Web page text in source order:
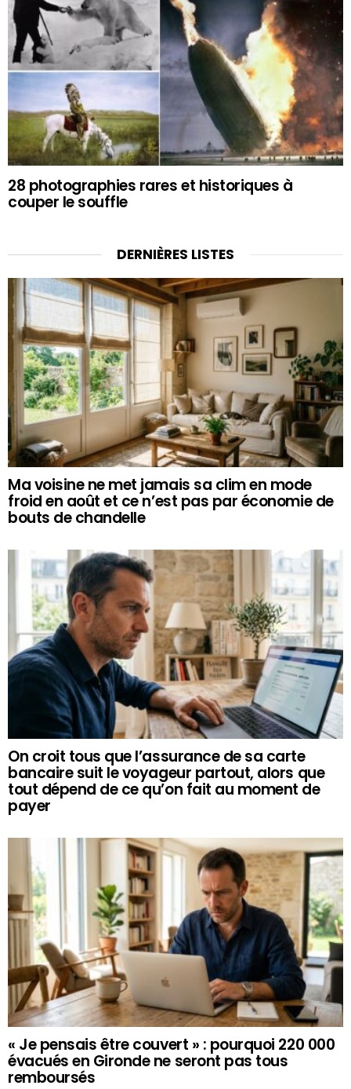
28 photographies rares et historiques à
couper le souffle
DERNIÈRES LISTES
Ma voisine ne met jamais sa clim en mode
froid en août et ce n’est pas par économie de
bouts de chandelle
On croit tous que l’assurance de sa carte
bancaire suit le voyageur partout, alors que
tout dépend de ce qu’on fait au moment de
payer
« Je pensais être couvert » : pourquoi 220 000
évacués en Gironde ne seront pas tous
remboursés